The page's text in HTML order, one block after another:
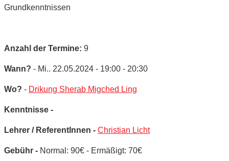
Grundkenntnissen
Anzahl der Termine: 9
Wann? - Mi.. 22.05.2024 - 19:00 - 20:30
Wo? - Drikung Sherab Migched Ling
Kenntnisse -
Lehrer / ReferentInnen - Christian Licht
Gebühr - Normal: 90€ - Ermäßigt: 70€